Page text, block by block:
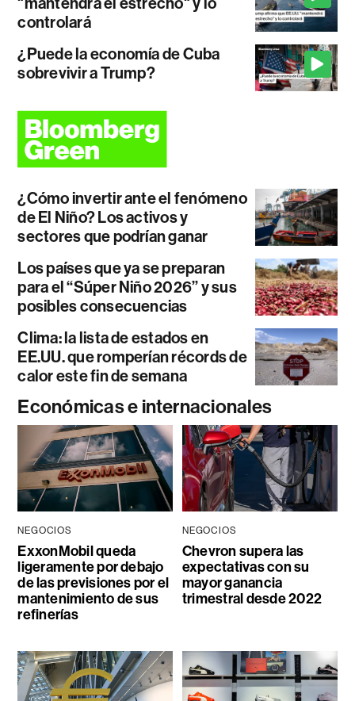
controlará
¿Puede la economía de Cuba
sobrevivir a Trump?
¿Cómo invertir ante el fenómeno
de El Niño? Los activos y
sectores que podrían ganar
Los países que ya se preparan
para el “Súper Niño 2026” y sus
posibles consecuencias
Clima: la lista de estados en
EE.UU. que romperían récords de
calor este fin de semana
Económicas e internacionales
NEGOCIOS
ExxonMobil queda
ligeramente por debajo
de las previsiones por el
mantenimiento de sus
refinerías
NEGOCIOS
Chevron supera las
expectativas con su
mayor ganancia
trimestral desde 2022